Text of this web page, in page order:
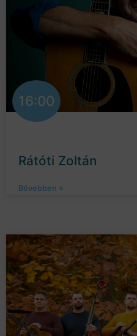
16:00
Rátóti Zoltán
Bővebben »